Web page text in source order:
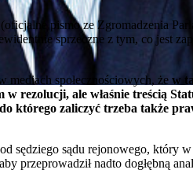
pismo ze Zgromadzenia
sprzeczne z tym, co jest
mediach społecznościowych, że w
rezolucji, ale właśnie treścią
którego zaliczyć trzeba także
sędziego sądu rejonowego, który
przeprowadził nadto dogłębną